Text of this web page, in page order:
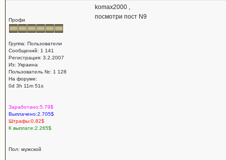
Профи
Группа: Пользователи
Сообщений: 1 141
Регистрация: 3.2.2007
Из: Украина
Пользователь №: 1 128
На форуме:
0d 3h 11m 51s
Заработано:5.79$
Выплачено:2.705$
Штрафы:0.82$
К выплате:2.265$
Пол: мужской
komax2000 ,
посмотри пост N9